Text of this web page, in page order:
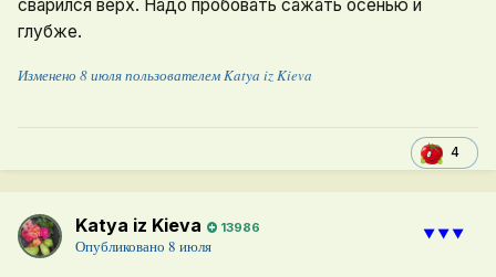
сварился верх. Надо пробовать сажать осенью и
глубже.
Изменено 8 июляпользователем Katya iz Kieva
4
Katya iz Kieva 13986
Опубликовано 8 июля
⯆⯆⯆